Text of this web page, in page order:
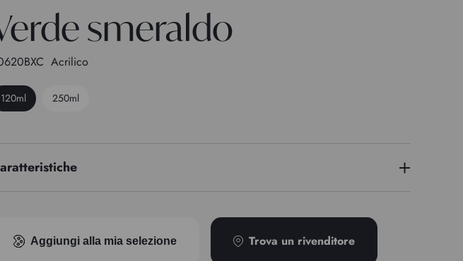
smeraldo
Acrilico
120ml 250ml
1
Aggiungi alla mia selezione Trova un rivenditore